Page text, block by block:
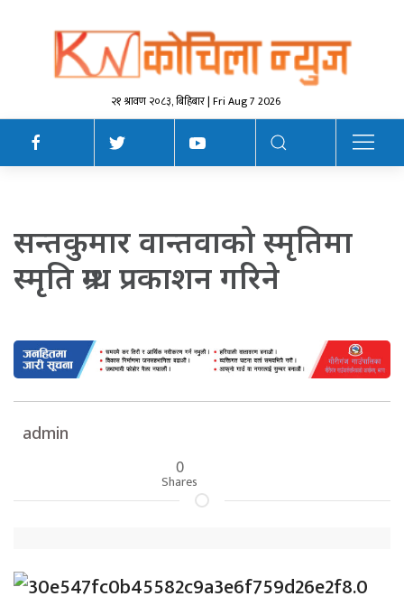
२१ श्रावण २०८३, बिहिबार | Fri Aug 7 2026
सन्तकुमार वान्तवाको स्मृतिमा
स्मृति ग्रन्थ प्रकाशन गरिने
admin
0
Shares